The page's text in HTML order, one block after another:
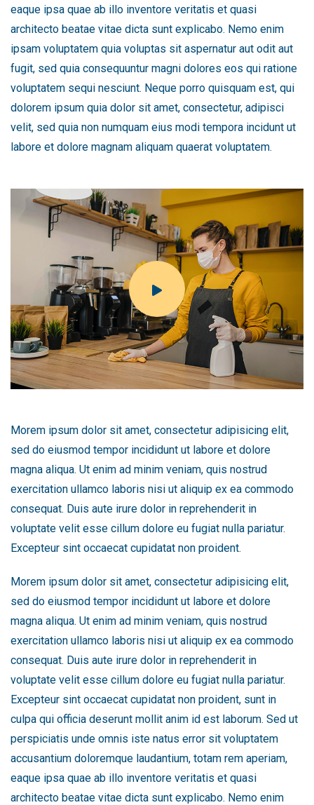
eaque ipsa quae ab illo inventore veritatis et quasi
architecto beatae vitae dicta sunt explicabo. Nemo enim
ipsam voluptatem quia voluptas sit aspernatur aut odit aut
fugit, sed quia consequuntur magni dolores eos qui ratione
voluptatem sequi nesciunt. Neque porro quisquam est, qui
dolorem ipsum quia dolor sit amet, consectetur, adipisci
velit, sed quia non numquam eius modi tempora incidunt ut
labore et dolore magnam aliquam quaerat voluptatem.
Morem ipsum dolor sit amet, consectetur adipisicing elit,
sed do eiusmod tempor incididunt ut labore et dolore
magna aliqua. Ut enim ad minim veniam, quis nostrud
exercitation ullamco laboris nisi ut aliquip ex ea commodo
consequat. Duis aute irure dolor in reprehenderit in
voluptate velit esse cillum dolore eu fugiat nulla pariatur.
Excepteur sint occaecat cupidatat non proident.
Morem ipsum dolor sit amet, consectetur adipisicing elit,
sed do eiusmod tempor incididunt ut labore et dolore
magna aliqua. Ut enim ad minim veniam, quis nostrud
exercitation ullamco laboris nisi ut aliquip ex ea commodo
consequat. Duis aute irure dolor in reprehenderit in
voluptate velit esse cillum dolore eu fugiat nulla pariatur.
Excepteur sint occaecat cupidatat non proident, sunt in
culpa qui officia deserunt mollit anim id est laborum. Sed ut
perspiciatis unde omnis iste natus error sit voluptatem
accusantium doloremque laudantium, totam rem aperiam,
eaque ipsa quae ab illo inventore veritatis et quasi
architecto beatae vitae dicta sunt explicabo. Nemo enim